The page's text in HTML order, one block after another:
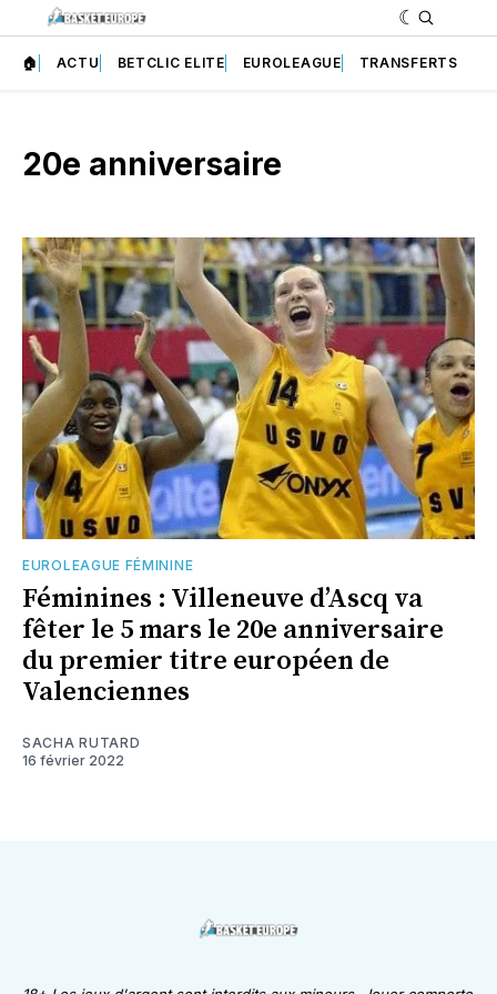
🏠 ACTU BETCLIC ELITE EUROLEAGUE TRANSFERTS
20e anniversaire
EUROLEAGUE FÉMININE
Féminines : Villeneuve d’Ascq va
fêter le 5 mars le 20e anniversaire
du premier titre européen de
Valenciennes
SACHA RUTARD
16 février 2022